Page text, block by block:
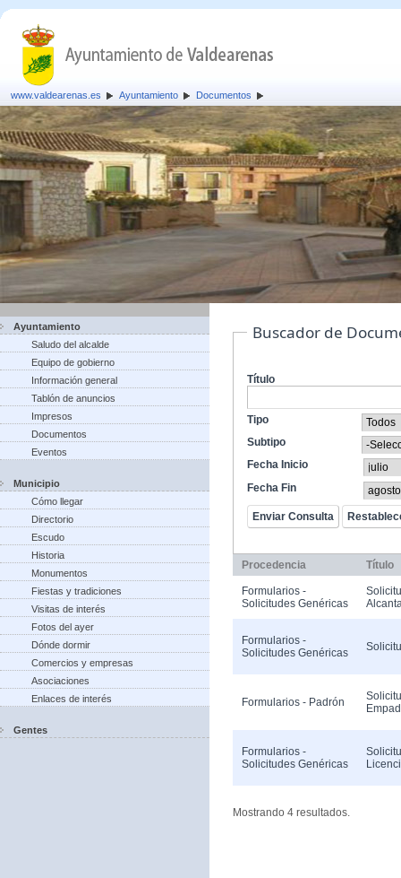
www.valdearenas.es Ayuntamiento Documentos
Ayuntamiento
Saludo del alcalde
Equipo de gobierno
Información general
Tablón de anuncios
Impresos
Documentos
Eventos
Municipio
Cómo llegar
Directorio
Escudo
Historia
Monumentos
Fiestas y tradiciones
Visitas de interés
Fotos del ayer
Dónde dormir
Comercios y empresas
Asociaciones
Enlaces de interés
Gentes
Buscador de
Título
Tipo
Subtipo
Fecha Inicio
Fecha Fin
Procedencia Título
Formularios -
Solicitudes Genéricas
Formularios -
Solicitudes Genéricas
Formularios - Padrón
Formularios -
Solicitudes Genéricas
Mostrando 4 resultados.